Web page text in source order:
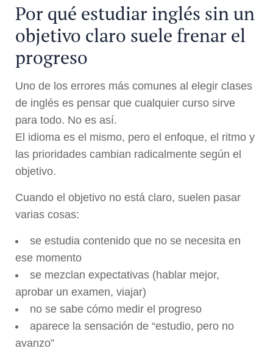
Por qué estudiar inglés sin un
objetivo claro suele frenar el
progreso
Uno de los errores más comunes al elegir clases
de inglés es pensar que cualquier curso sirve
para todo. No es así.
El idioma es el mismo, pero el enfoque, el ritmo y
las prioridades cambian radicalmente según el
objetivo.
Cuando el objetivo no está claro, suelen pasar
varias cosas:
se estudia contenido que no se necesita en
ese momento
se mezclan expectativas (hablar mejor,
aprobar un examen, viajar)
no se sabe cómo medir el progreso
aparece la sensación de “estudio, pero no
avanzo”